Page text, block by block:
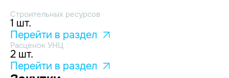
Строительных ресурсов
1 шт.
Перейти в раздел
Расценок УНЦ
2 шт.
Перейти в раздел